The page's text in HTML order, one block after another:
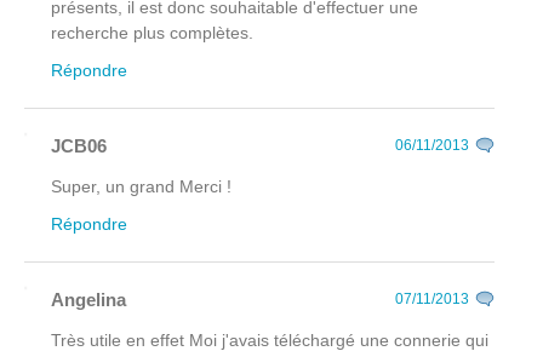
présents, il est donc souhaitable d'effectuer une
recherche plus complètes.
Répondre
JCB06 06/11/2013
Super, un grand Merci !
Répondre
Angelina 07/11/2013
Très utile en effet Moi j'avais téléchargé une connerie qui